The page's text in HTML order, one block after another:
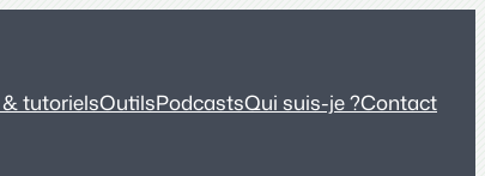
tutorielsOutilsPodcastsQui suis-je ?Contact